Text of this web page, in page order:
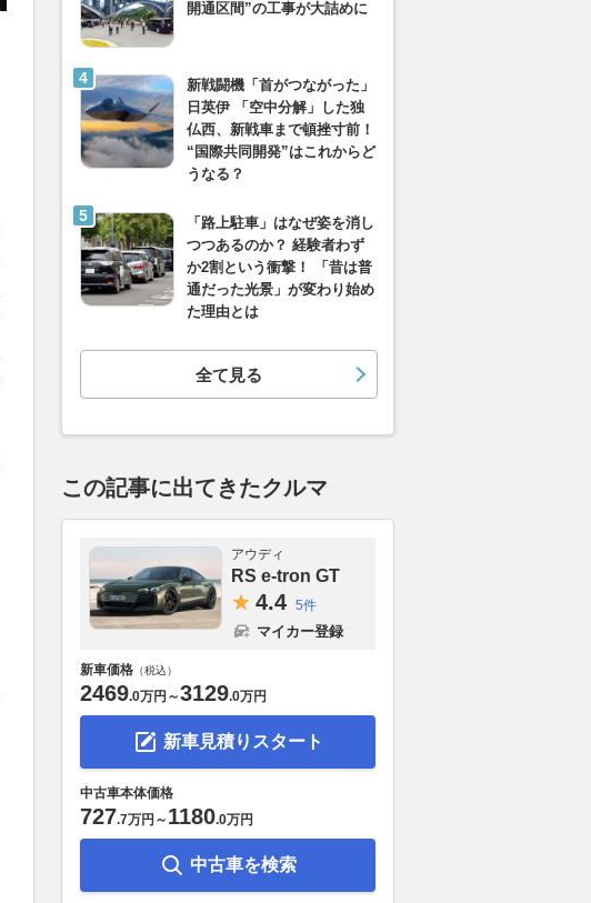
開通区間”の工事が大詰めに
新戦闘機「首がつながった」
日英伊 「空中分解」した独
仏西、新戦車まで頓挫寸前！
“国際共同開発”はこれからど
うなる？
「路上駐車」はなぜ姿を消し
つつあるのか？ 経験者わず
か2割という衝撃！ 「昔は普
通だった光景」が変わり始め
た理由とは
全て見る
この記事に出てきたクルマ
アウディ
RS e-tron GT
4.4 5件
マイカー登録
新車価格 （税込）
2469.0万円 ～3129.0万円
新車見積りスタート
中古車本体価格
727.7万円 ～ 1180.0万円
中古車を検索